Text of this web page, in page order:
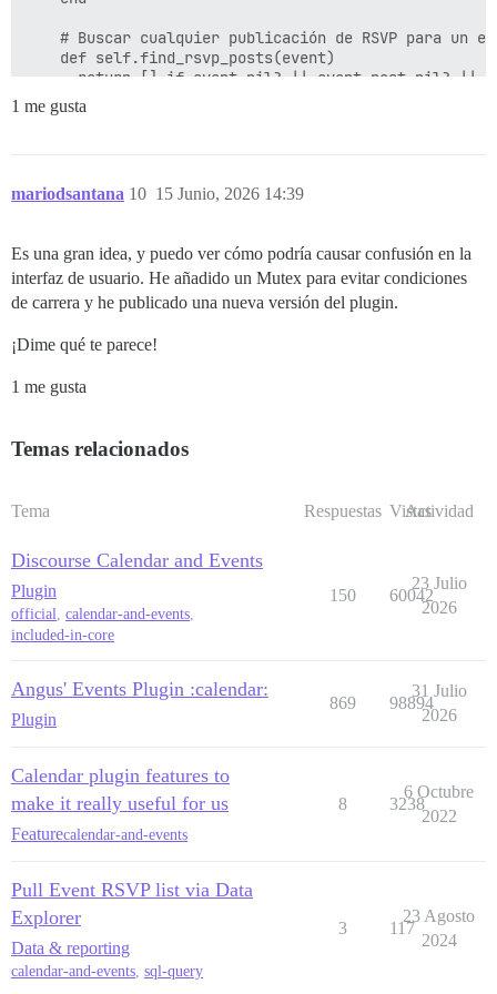
1 me gusta
mariodsantana 15 Junio, 2026 14:39
10
Es una gran idea, y puedo ver cómo podría causar confusión en la
interfaz de usuario. He añadido un Mutex para evitar condiciones
de carrera y he publicado una nueva versión del plugin.
¡Dime qué te parece!
1 me gusta
Temas relacionados
Tema Respuestas Vistas
Actividad
Discourse Calendar and Events
Plugin
official, calendar-and-events,
included-in-core
150 60042
23 Julio
2026
Angus' Events Plugin :calendar:
Plugin
869 98894
31 Julio
2026
Calendar plugin features to
make it really useful for us
Featurecalendar-and-events
8 3238
6 Octubre
2022
Pull Event RSVP list via Data
Explorer
Data & reporting
calendar-and-events, sql-query
3 117
23 Agosto
2024